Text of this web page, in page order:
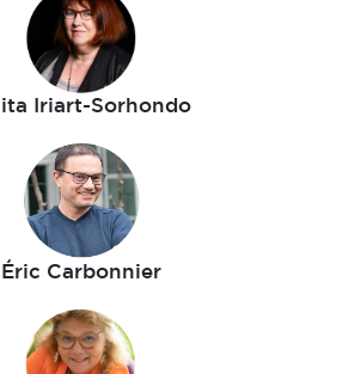
Iriart-Sorhondo
Éric Carbonnier